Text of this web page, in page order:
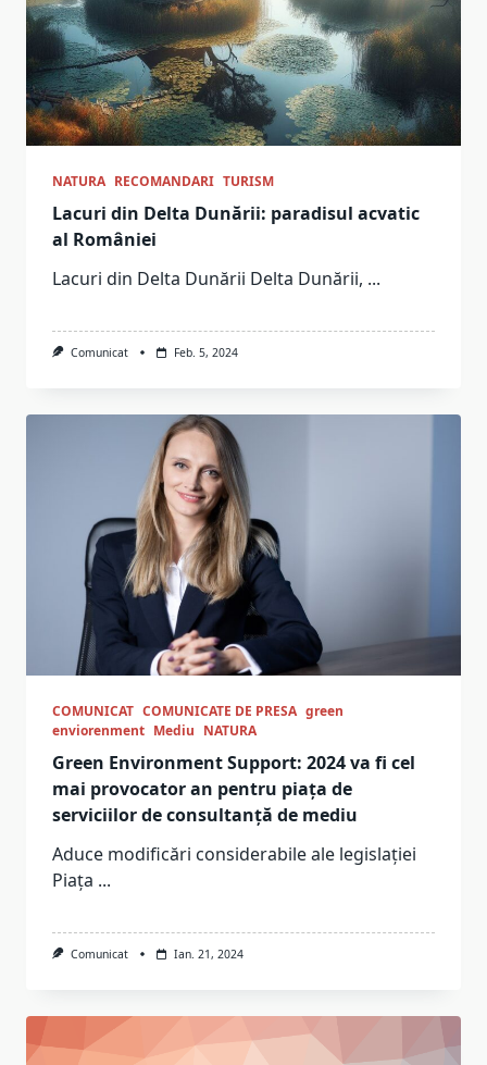
NATURA RECOMANDARI TURISM
Lacuri din Delta Dunării: paradisul acvatic
al României
Lacuri din Delta Dunării Delta Dunării, ...
Comunicat Feb. 5, 2024
COMUNICAT COMUNICATE DE PRESA green
enviorenment Mediu NATURA
Green Environment Support: 2024 va fi cel
mai provocator an pentru piața de
serviciilor de consultanță de mediu
Aduce modificări considerabile ale legislației
Piața ...
Comunicat Ian. 21, 2024